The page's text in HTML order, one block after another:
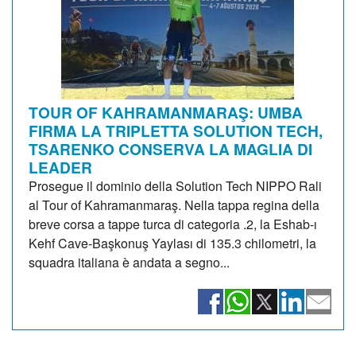
TOUR OF KAHRAMANMARAŞ: UMBA
FIRMA LA TRIPLETTA SOLUTION TECH,
TSARENKO CONSERVA LA MAGLIA DI
LEADER
Prosegue il dominio della Solution Tech NIPPO Rali
al Tour of Kahramanmaraş. Nella tappa regina della
breve corsa a tappe turca di categoria .2, la Eshab-ı
Kehf Cave-Başkonuş Yaylası di 135.3 chilometri, la
squadra italiana è andata a segno...